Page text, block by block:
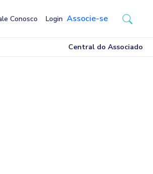
Conosco Login Associe-se
Central do Associado